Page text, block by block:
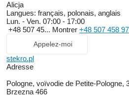
Alicja
Langues: français, polonais, anglais
Lun. - Ven. 07:00 - 17:00
+48 507 45... Montrer +48 507 458
Appelez-moi
stekro.pl
Adresse
Pologne, voïvodie de Petite-Pologne,
Brzezna 466